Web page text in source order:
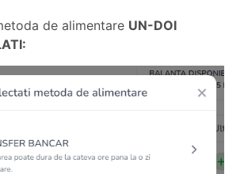
de alimentare UN-DOI